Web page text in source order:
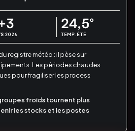
2026
24,5°
TEMP. ÉTÉ
registre météo : il pèse sur
Les périodes chaudes
pour fragiliser les process
froids tournent plus
les stocks et les postes